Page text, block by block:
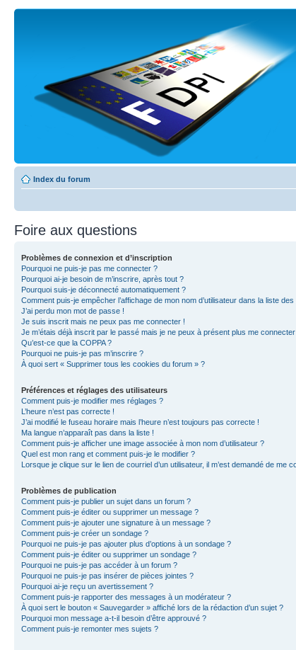
Index du forum
Foire aux questions
Problèmes de connexion et d’inscription
Pourquoi ne puis-je pas me connecter ?
Pourquoi ai-je besoin de m’inscrire, après tout ?
Pourquoi suis-je déconnecté automatiquement ?
Comment puis-je empêcher l’affichage de mon nom d’utilisateur dans la liste
J’ai perdu mon mot de passe !
Je suis inscrit mais ne peux pas me connecter !
Je m’étais déjà inscrit par le passé mais je ne peux à présent plus me connecter
Qu’est-ce que la COPPA ?
Pourquoi ne puis-je pas m’inscrire ?
À quoi sert « Supprimer tous les cookies du forum » ?
Préférences et réglages des utilisateurs
Comment puis-je modifier mes réglages ?
L’heure n’est pas correcte !
J’ai modifié le fuseau horaire mais l’heure n’est toujours pas correcte !
Ma langue n’apparaît pas dans la liste !
Comment puis-je afficher une image associée à mon nom d’utilisateur ?
Quel est mon rang et comment puis-je le modifier ?
Lorsque je clique sur le lien de courriel d’un utilisateur, il m’est demandé de me
Problèmes de publication
Comment puis-je publier un sujet dans un forum ?
Comment puis-je éditer ou supprimer un message ?
Comment puis-je ajouter une signature à un message ?
Comment puis-je créer un sondage ?
Pourquoi ne puis-je pas ajouter plus d’options à un sondage ?
Comment puis-je éditer ou supprimer un sondage ?
Pourquoi ne puis-je pas accéder à un forum ?
Pourquoi ne puis-je pas insérer de pièces jointes ?
Pourquoi ai-je reçu un avertissement ?
Comment puis-je rapporter des messages à un modérateur ?
À quoi sert le bouton « Sauvegarder » affiché lors de la rédaction d’un sujet ?
Pourquoi mon message a-t-il besoin d’être approuvé ?
Comment puis-je remonter mes sujets ?